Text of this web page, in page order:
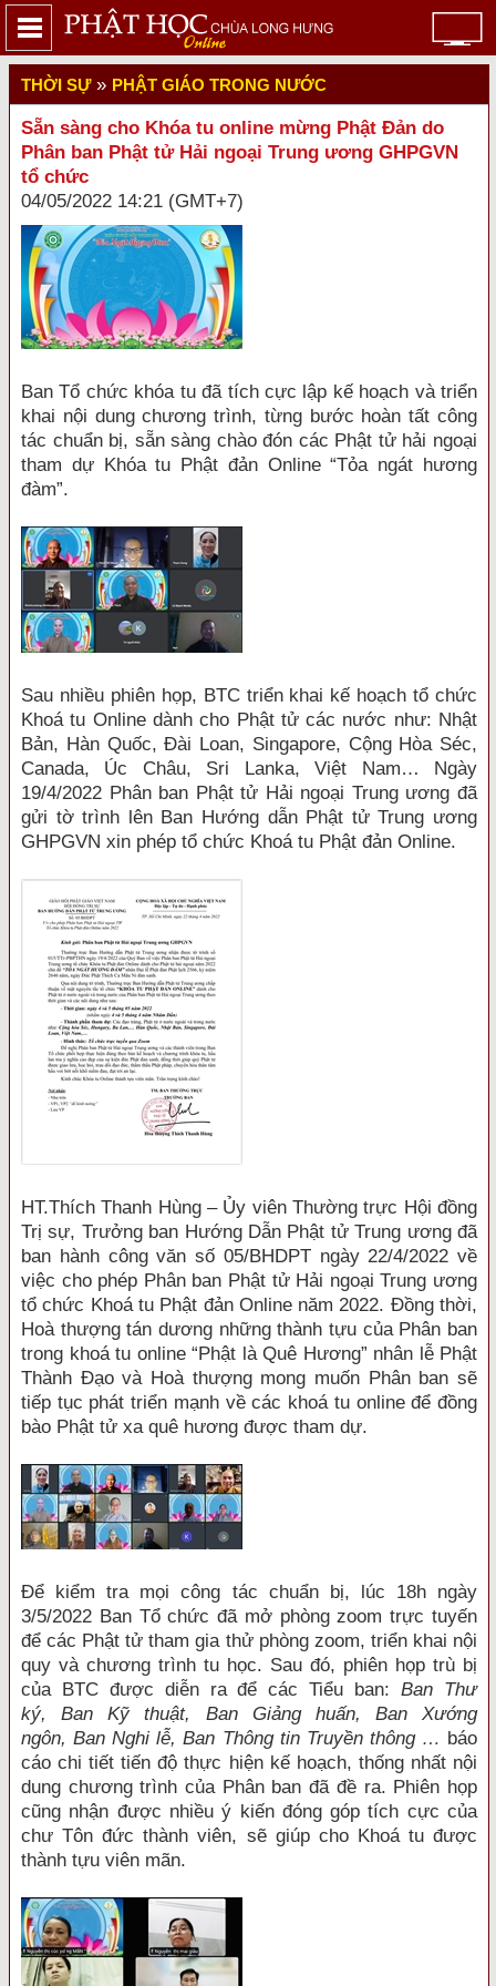
THỜI SỰ» PHẬT GIÁO TRONG NƯỚC
Sẵn sàng cho Khóa tu online mừng Phật Đản do
Phân ban Phật tử Hải ngoại Trung ương GHPGVN
tổ chức
04/05/2022 14:21 (GMT+7)
Ban Tổ chức khóa tu đã tích cực lập kế hoạch và triển
khai nội dung chương trình, từng bước hoàn tất công
tác chuẩn bị, sẵn sàng chào đón các Phật tử hải ngoại
tham dự Khóa tu Phật đản Online “Tỏa ngát hương
đàm”.
Sau nhiều phiên họp, BTC triển khai kế hoạch tổ chức
Khoá tu Online dành cho Phật tử các nước như: Nhật
Bản, Hàn Quốc, Đài Loan, Singapore, Cộng Hòa Séc,
Canada, Úc Châu, Sri Lanka, Việt Nam… Ngày
19/4/2022 Phân ban Phật tử Hải ngoại Trung ương đã
gửi tờ trình lên Ban Hướng dẫn Phật tử Trung ương
GHPGVN xin phép tổ chức Khoá tu Phật đản Online.
HT.Thích Thanh Hùng – Ủy viên Thường trực Hội đồng
Trị sự, Trưởng ban Hướng Dẫn Phật tử Trung ương đã
ban hành công văn số 05/BHDPT ngày 22/4/2022 về
việc cho phép Phân ban Phật tử Hải ngoại Trung ương
tổ chức Khoá tu Phật đản Online năm 2022. Đồng thời,
Hoà thượng tán dương những thành tựu của Phân ban
trong khoá tu online “Phật là Quê Hương” nhân lễ Phật
Thành Đạo và Hoà thượng mong muốn Phân ban sẽ
tiếp tục phát triển mạnh về các khoá tu online để đồng
bào Phật tử xa quê hương được tham dự.
Để kiểm tra mọi công tác chuẩn bị, lúc 18h ngày
3/5/2022 Ban Tổ chức đã mở phòng zoom trực tuyến
để các Phật tử tham gia thử phòng zoom, triển khai nội
quy và chương trình tu học. Sau đó, phiên họp trù bị
của BTC được diễn ra để các Tiểu ban:Ban Thư
ký, Ban Kỹ thuật, Ban Giảng huấn, Ban Xướng
ngôn,Ban Nghi lễ,Ban Thông tin Truyền thông … báo
cáo chi tiết tiến độ thực hiện kế hoạch, thống nhất nội
dung chương trình của Phân ban đã đề ra. Phiên họp
cũng nhận được nhiều ý kiến đóng góp tích cực của
chư Tôn đức thành viên, sẽ giúp cho Khoá tu được
thành tựu viên mãn.